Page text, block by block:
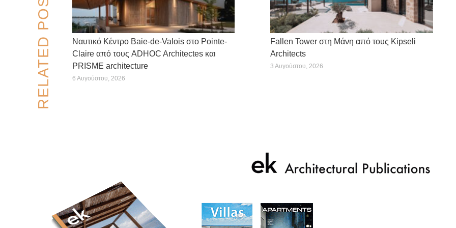
RELATED POSTS
Ναυτικό Κέντρο Baie-de-Valois στο Pointe-
Claire από τους ADHOC Architectes και
PRISME architecture
6 Αυγούστου, 2026
Fallen Tower στη Μάνη από τους Kipseli
Architects
3 Αυγούστου, 2026